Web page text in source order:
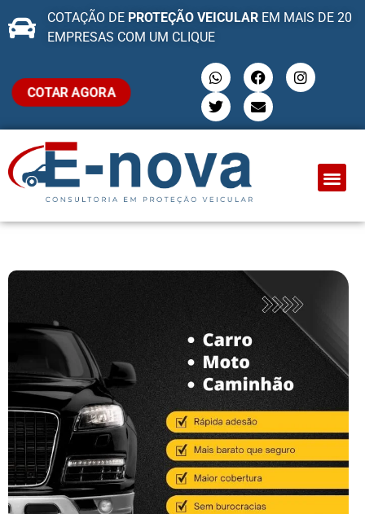
COTAÇÃO DE PROTEÇÃO VEICULAREM MAIS DE 20
EMPRESAS COM UM CLIQUE
COTAR AGORA